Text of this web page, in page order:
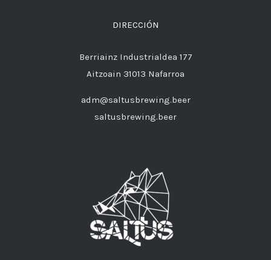
DIRECCIÓN
Berriainz Industrialdea 177
Aitzoain 31013 Nafarroa
adm@saltusbrewing.beer
saltusbrewing.beer